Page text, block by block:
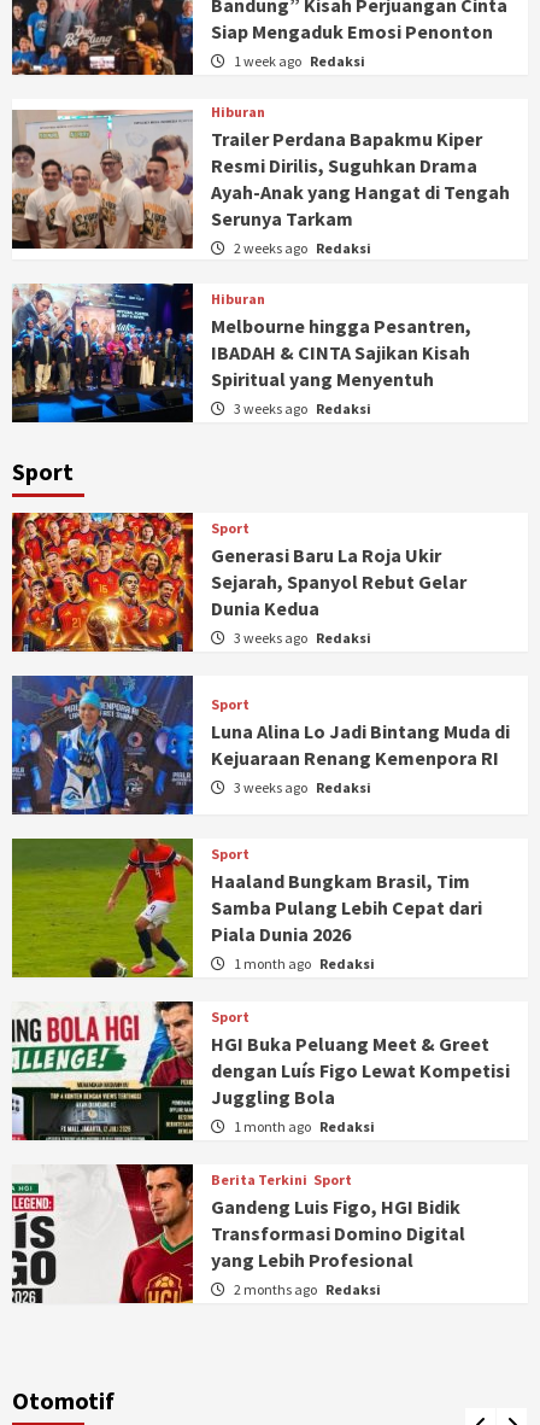
Bandung” Kisah Perjuangan Cinta
Siap Mengaduk Emosi Penonton
1 week ago Redaksi
Hiburan
Trailer Perdana Bapakmu Kiper
Resmi Dirilis, Suguhkan Drama
Ayah-Anak yang Hangat di Tengah
Serunya Tarkam
2 weeks ago Redaksi
Hiburan
Melbourne hingga Pesantren,
IBADAH & CINTA Sajikan Kisah
Spiritual yang Menyentuh
3 weeks ago Redaksi
Sport
Sport
Generasi Baru La Roja Ukir
Sejarah, Spanyol Rebut Gelar
Dunia Kedua
3 weeks ago Redaksi
Sport
Luna Alina Lo Jadi Bintang Muda di
Kejuaraan Renang Kemenpora RI
3 weeks ago Redaksi
Sport
Haaland Bungkam Brasil, Tim
Samba Pulang Lebih Cepat dari
Piala Dunia 2026
1 month ago Redaksi
Sport
HGI Buka Peluang Meet & Greet
dengan Luís Figo Lewat Kompetisi
Juggling Bola
1 month ago Redaksi
Berita Terkini Sport
Gandeng Luis Figo, HGI Bidik
Transformasi Domino Digital
yang Lebih Profesional
2 months ago Redaksi
Otomotif